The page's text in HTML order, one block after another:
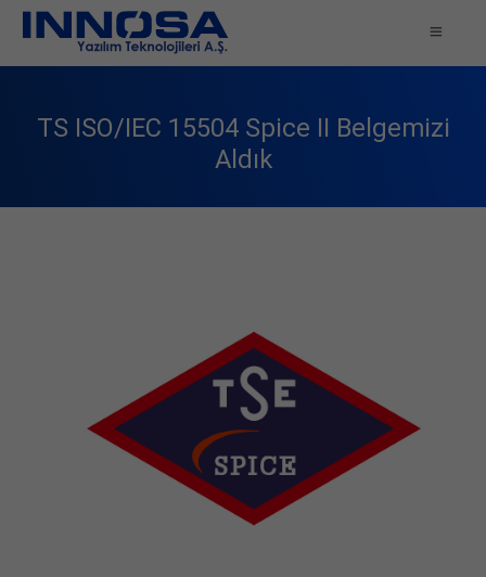
TS ISO/IEC 15504 Spice II Belgemizi
Aldık